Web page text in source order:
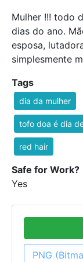
Mulher !!! todo
dias do ano.
esposa,
simplesmente
Tags
dia da mulher
tofo doa é dia
red hair
Safe for Work?
Yes
PNG